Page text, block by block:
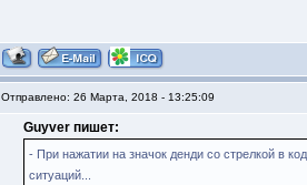
Отправлено: 26 Марта, 2018 - 13:25:09
Guyver пишет:
- При нажатии на значок денди со стрелкой в
ситуаций...